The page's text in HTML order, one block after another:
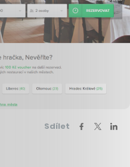
Sdílet